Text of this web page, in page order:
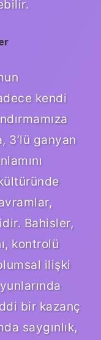
kendi
3’lü ganyan
Bahisler,
kontrolü
ilişki
bir kazanç
saygınlık,